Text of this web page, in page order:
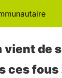
vient de
ces fous